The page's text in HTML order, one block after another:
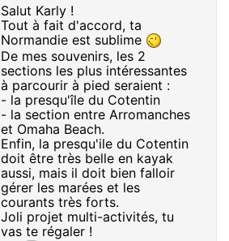
Salut Karly !
Tout à fait d'accord, ta
Normandie est sublime
De mes souvenirs, les 2
sections les plus intéressantes
à parcourir à pied seraient :
- la presqu'île du Cotentin
- la section entre Arromanches
et Omaha Beach.
Enfin, la presqu'ile du Cotentin
doit être très belle en kayak
aussi, mais il doit bien falloir
gérer les marées et les
courants très forts.
Joli projet multi-activités, tu
vas te régaler !